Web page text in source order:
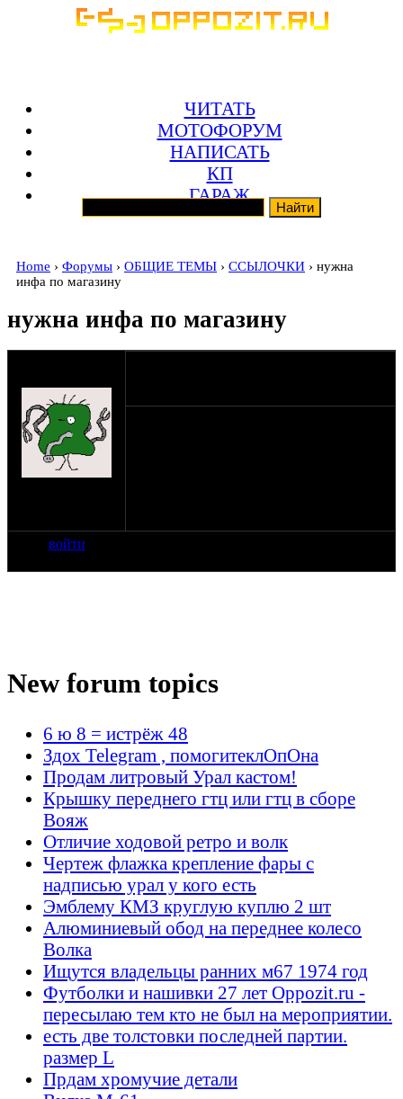
ЧИТАТЬ
МОТОФОРУМ
НАПИСАТЬ
КП
ГАРАЖ
Home › Форумы › ОБЩИЕ ТЕМЫ › ССЫЛОЧКИ › нужна
инфа по магазину
нужна инфа по магазину
войти
New forum topics
6 ю 8 = истрёж 48
Здох Telegram , помогитеклОпОна
Продам литровый Урал кастом!
Крышку переднего гтц или гтц в сборе
Вояж
Отличие ходовой ретро и волк
Чертеж флажка крепление фары с
надписью урал у кого есть
Эмблему КМЗ круглую куплю 2 шт
Алюминиевый обод на переднее колесо
Волка
Ищутся владельцы ранних м67 1974 год
Футболки и нашивки 27 лет Oppozit.ru -
пересылаю тем кто не был на мероприятии.
есть две толстовки последней партии.
размер L
Прдам хромучие детали